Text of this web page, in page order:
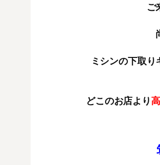
ご
ミシンの下取
どこのお店より